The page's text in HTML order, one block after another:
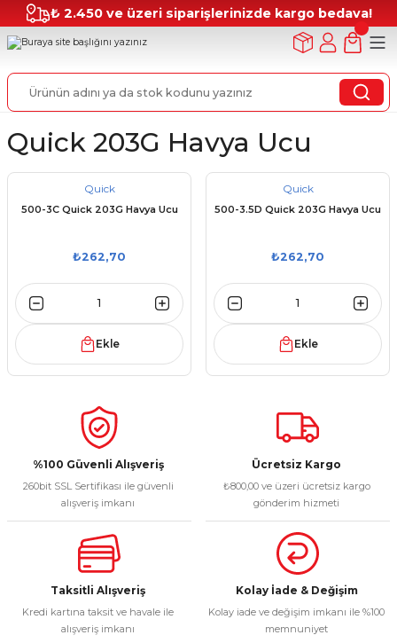
₺ 2.450 ve üzeri siparişlerinizde kargo bedava!
Quick 203G Havya Ucu
Quick
500-3C Quick 203G Havya Ucu
₺262,70
Ekle
Quick
500-3.5D Quick 203G Havya Ucu
₺262,70
Ekle
%100 Güvenli Alışveriş
260bit SSL Sertifikası ile güvenli
alışveriş imkanı
Ücretsiz Kargo
₺800,00 ve üzeri ücretsiz kargo
gönderim hizmeti
Taksitli Alışveriş
Kredi kartına taksit ve havale ile
alışveriş imkanı
Kolay İade & Değişim
Kolay iade ve değişim imkanı ile %100
memnuniyet